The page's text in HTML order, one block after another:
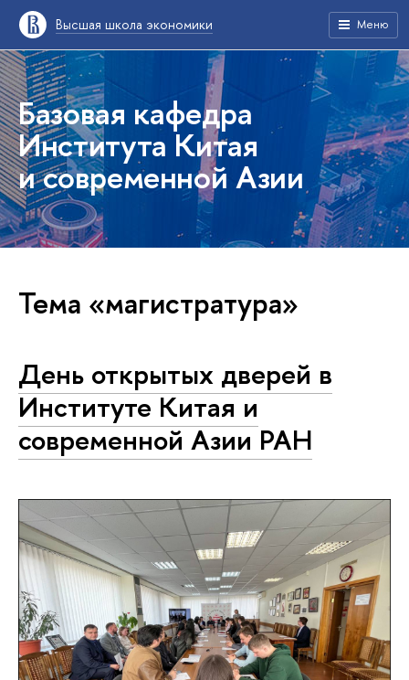
Высшая школа экономики Меню
Базовая кафедра
Института Китая
и современной Азии
Тема «магистратура»
День открытых дверей в
Институте Китая и
современной Азии РАН